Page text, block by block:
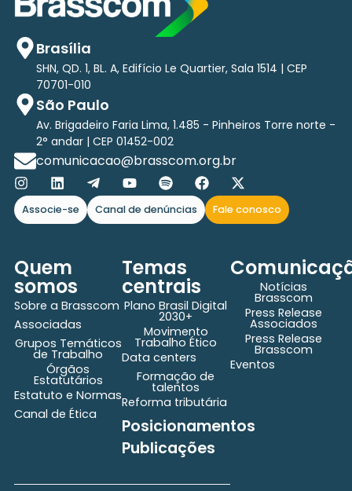
Brasília
SHN, QD. 1, BL. A, Edifício Le Quartier, Sala 1514 | CEP
70701-010
São Paulo
Av. Brigadeiro Faria Lima, 1.485 - Pinheiros Torre norte -
2° andar | CEP 01452-002
comunicacao@brasscom.org.br
Associe-se Canal de denúncias Fale conosco
Quem
somos
Sobre a Brasscom
Associadas
Grupos Temáticos
de Trabalho
Órgãos
Estatutários
Estatuto e Normas
Canal de Ética
Temas
centrais
Plano Brasil Digital
2030+
Movimento
Trabalho Ético
Data centers
Formação de
talentos
Reforma tributária
Posicionamentos
Publicações
Notícias
Brasscom
Press Release
Associados
Press Release
Brasscom
Eventos